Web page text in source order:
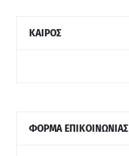
ΚΑΙΡΟΣ
ΦΟΡΜΑ ΕΠΙΚΟΙΝΩΝΙΑΣ